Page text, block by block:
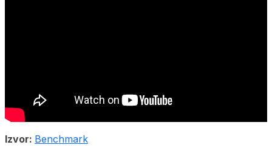
Izvor: Benchmark